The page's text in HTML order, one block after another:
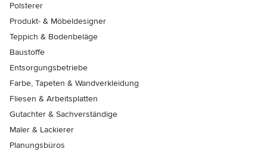
Polsterer
Produkt- & Möbeldesigner
Teppich & Bodenbeläge
Baustoffe
Entsorgungsbetriebe
Farbe, Tapeten & Wandverkleidung
Fliesen & Arbeitsplatten
Gutachter & Sachverständige
Maler & Lackierer
Planungsbüros